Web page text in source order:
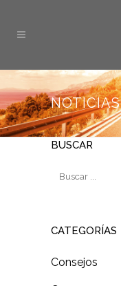
NOTICIAS
BUSCAR
CATEGORÍAS
Consejos